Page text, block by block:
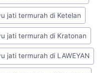
jati termurah di Ketelan
jati termurah di Kratonan
jati termurah di LAWEYAN